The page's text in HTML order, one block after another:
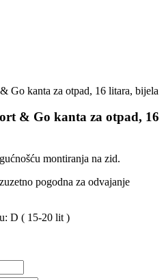
& Go kanta za otpad, 16
montiranja na zid.
pogodna za odvajanje
D ( 15-20 lit )